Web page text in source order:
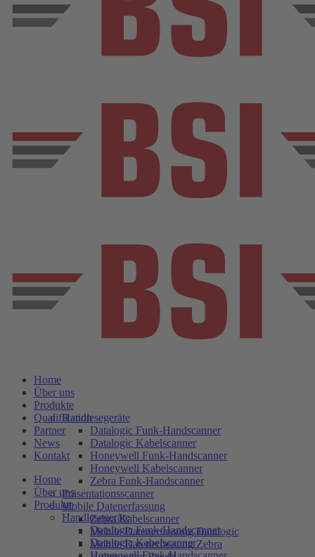
Home
Über uns
Produkte
Handlesegeräte
Datalogic Funk-Handscanner
Datalogic Kabelscanner
Honeywell Funk-Handscanner
Honeywell Kabelscanner
Zebra Funk-Handscanner
Präsentationsscanner
Mobile Datenerfassung
Zebra Kabelscanner
Mobile Datenerfassung Datalogic
Mobile Datenerfassung Zebra
Qualifikation
Partner
News
Kontakt
Home
Über uns
Produkte
Handlesegeräte
Datalogic Funk-Handscanner
Datalogic Kabelscanner